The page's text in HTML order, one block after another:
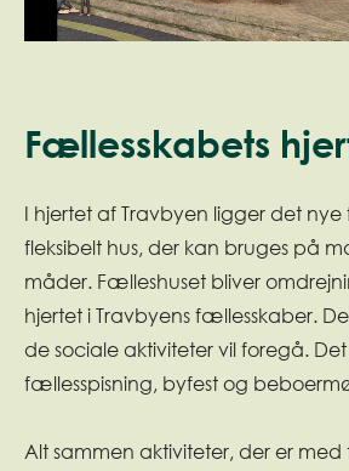
Fællesskabets
I hjertet af Travbyen ligger det nye
fleksibelt hus, der kan bruges på
måder. Fælleshuset bliver
hjertet i Travbyens fællesskaber.
de sociale aktiviteter vil foregå.
fællesspisning, byfest og
Alt sammen aktiviteter, der er med